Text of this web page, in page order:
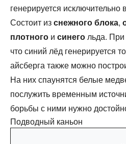
генерируется
Состоит изснежного блока,
плотного и синегольда. При
что синий лёд генерируется
айсберга также можно
На них спаунятся белые
послужить временным
борьбы с ними нужно
Подводный каньон